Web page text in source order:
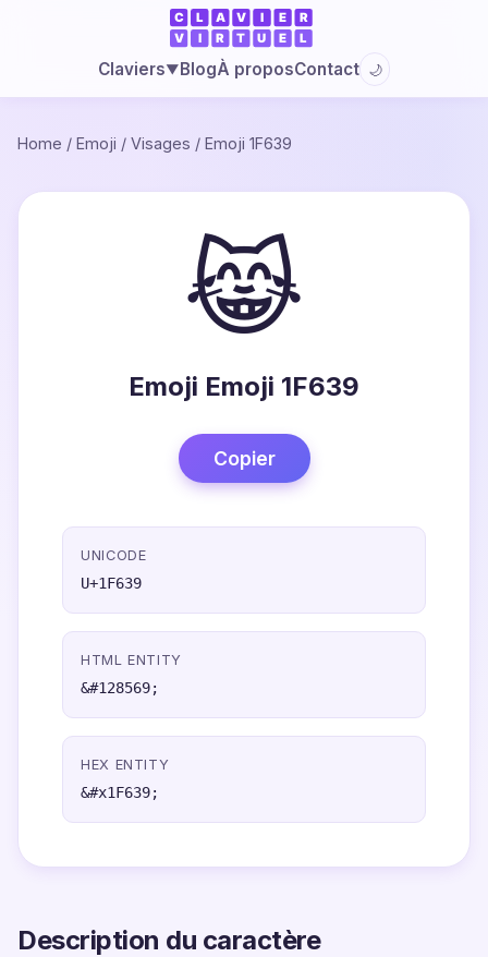
Claviers▼BlogÀ proposContact 🌙
Home / Emoji / Visages / Emoji 1F639
😹
Emoji Emoji 1F639
Copier
UNICODE
U+1F639
HTML ENTITY
&#128569;
HEX ENTITY
&#x1F639;
Description du caractère